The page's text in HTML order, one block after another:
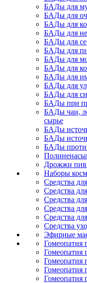
БАДы для
БАДы для
БАДы для
БАДы для
БАДы для
БАДы для
БАДы для
БАДы для
БАДы для
БАДы для
БАДы для
БАДы при
БАДы чаи,
сырье
БАДы
БАДы
БАДы
Дрожжи
Наборы
Средства
Средства
Средства
Средства
Средства
Средства
Эфирные
Гомеопатия
Гомеопатия
Гомеопатия
Гомеопатия
Гомеопатия